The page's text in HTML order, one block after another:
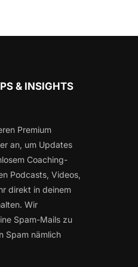
& INSIGHTS
Premium
an, um Updates
Coaching-
Podcasts, Videos,
direkt in deinem
Wir
Spam-Mails zu
Spam nämlich